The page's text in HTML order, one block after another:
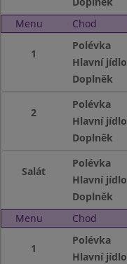
Menu
Chod
1
Polévka
Hlavní jídlo
Doplněk
2
Polévka
Hlavní jídlo
Doplněk
Salát
Polévka
Hlavní jídlo
Doplněk
Menu
Chod
1
Polévka
Hlavní jídlo